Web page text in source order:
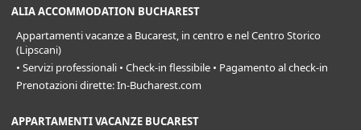
ALIA ACCOMMODATION BUCHAREST
Appartamenti vacanze a Bucarest, in centro e nel Centro Storico
(Lipscani)
• Servizi professionali • Check-in flessibile • Pagamento al check-in
Prenotazioni dirette: In-Bucharest.com
APPARTAMENTI VACANZE BUCAREST